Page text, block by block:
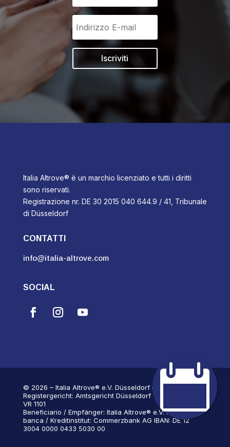

Iscriviti
Italia Altrove® è un marchio licenziato e tutti i diritti
sono riservati.
Registrazione nr. DE 30 2015 040 644.9 / 41, Tribunale
di Düsseldorf
CONTATTI
info@italia-altrove.com
SOCIAL
© 2026 – Italia Altrove® e.V. Düsseldorf –
Registergericht: Amtsgericht Düsseldorf Vereinsnummer:
VR 1101
Beneficiario / Empfänger: Italia Altrove® e.V. Nome della
banca / Kreditinstitut: Commerzbank AG IBAN: DE 12
3004 0000 0433 5030 00